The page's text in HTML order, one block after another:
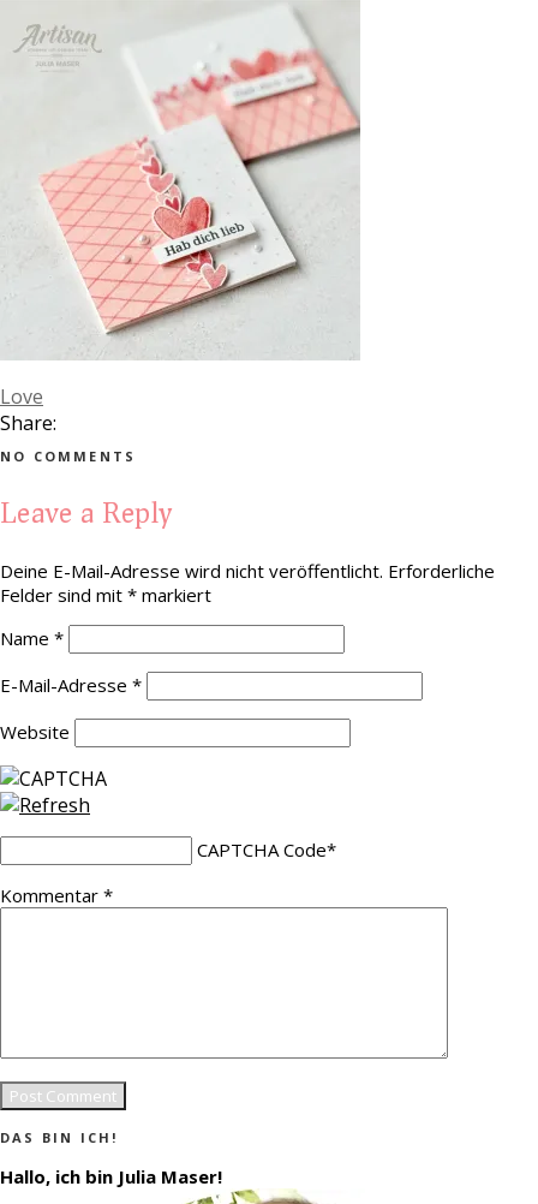
Love
Share:
NO COMMENTS
Leave a Reply
Deine E-Mail-Adresse wird nicht veröffentlicht. Erforderliche
Felder sind mit * markiert
Name *
E-Mail-Adresse *
Website
CAPTCHA Code*
Kommentar *
DAS BIN ICH!
Hallo, ich bin Julia Maser!